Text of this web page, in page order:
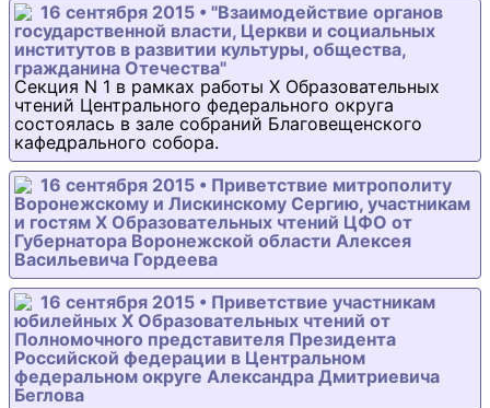
16 сентября 2015 • "Взаимодействие органов
государственной власти, Церкви и социальных
институтов в развитии культуры, общества,
гражданина Отечества"
Секция N 1 в рамках работы Х Образовательных
чтений Центрального федерального округа
состоялась в зале собраний Благовещенского
кафедрального собора.
16 сентября 2015 • Приветствие митрополиту
Воронежскому и Лискинскому Сергию, участникам
и гостям Х Образовательных чтений ЦФО от
Губернатора Воронежской области Алексея
Васильевича Гордеева
16 сентября 2015 • Приветствие участникам
юбилейных X Образовательных чтений от
Полномочного представителя Президента
Российской федерации в Центральном
федеральном округе Александра Дмитриевича
Беглова